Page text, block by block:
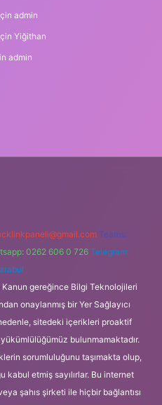
admin
Yiğithan
admin
Teams:
0262 606 0 726 Telegram:
Kanun gereğince Bilgi Teknolojileri
onaylanmış bir Yer Sağlayıcı
sitedeki içerikleri proaktif
bulunmamaktadır.
sorumluluğunu taşımakta olup,
kabul etmiş sayılırlar. Bu internet
şahıs şirketi ile hiçbir bağlantısı